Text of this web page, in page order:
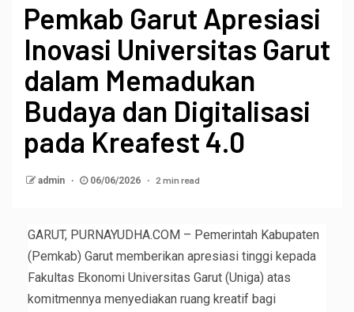
Pemkab Garut Apresiasi
Inovasi Universitas Garut
dalam Memadukan
Budaya dan Digitalisasi
pada Kreafest 4.0
admin 06/06/2026 2 min read
GARUT, PURNAYUDHA.COM – Pemerintah Kabupaten
(Pemkab) Garut memberikan apresiasi tinggi kepada
Fakultas Ekonomi Universitas Garut (Uniga) atas
komitmennya menyediakan ruang kreatif bagi